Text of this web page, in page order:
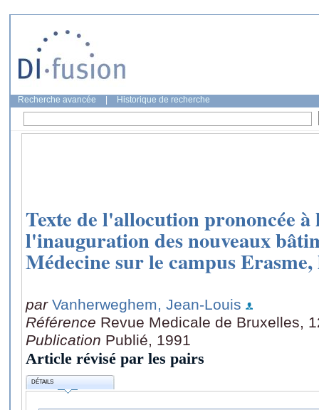
Recherche avancée Historique de recherche
Texte de l'allocution prononcée à
l'inauguration des nouveaux
Médecine sur le campus Erasme,
par Vanherweghem, Jean-Louis
Référence Revue Medicale de Bruxelles,
Publication Publié, 1991
Article révisé par les pairs
DÉTAILS